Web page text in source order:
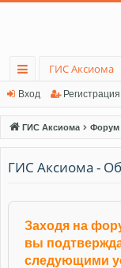
с
ы
лк
и
ГИС Аксиома
Вход Регистрация
ГИС Аксиома Форум
ГИС Аксиома -
Заходя на
вы
следующими